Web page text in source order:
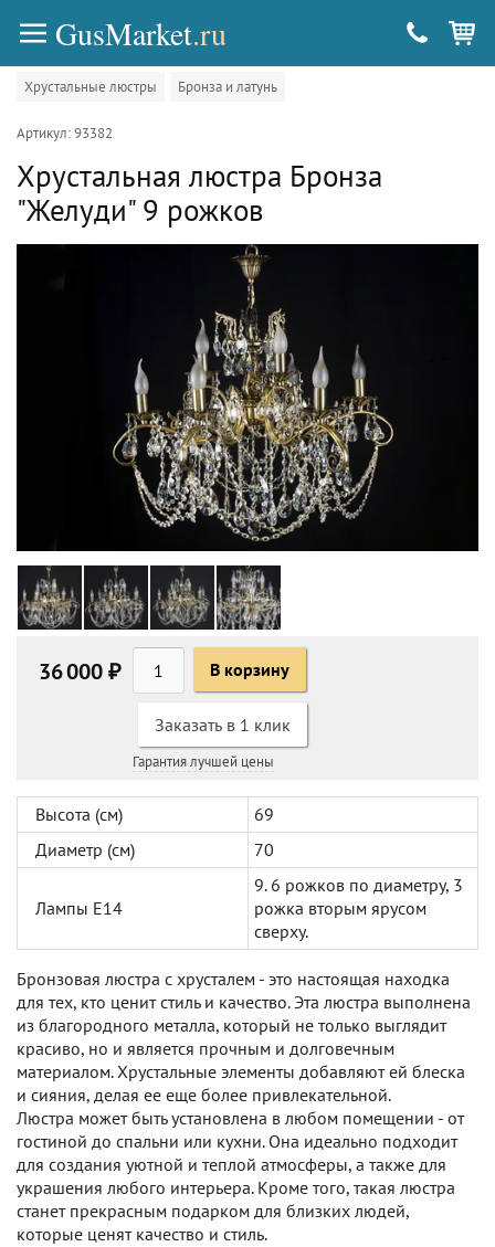
GusMarket.ru
Хрустальные люстры Бронза и латунь
Артикул: 93382
Хрустальная люстра Бронза
"Желуди" 9 рожков
36 000 ₽ В корзину
Заказать в 1 клик
Гарантия лучшей цены
Высота (см)
69
Диаметр (см)
70
Лампы Е14
9. 6 рожков по диаметру, 3
рожка вторым ярусом
сверху.
Бронзовая люстра с хрусталем - это настоящая находка
для тех, кто ценит стиль и качество. Эта люстра выполнена
из благородного металла, который не только выглядит
красиво, но и является прочным и долговечным
материалом. Хрустальные элементы добавляют ей блеска
и сияния, делая ее еще более привлекательной.
Люстра может быть установлена в любом помещении - от
гостиной до спальни или кухни. Она идеально подходит
для создания уютной и теплой атмосферы, а также для
украшения любого интерьера. Кроме того, такая люстра
станет прекрасным подарком для близких людей,
которые ценят качество и стиль.